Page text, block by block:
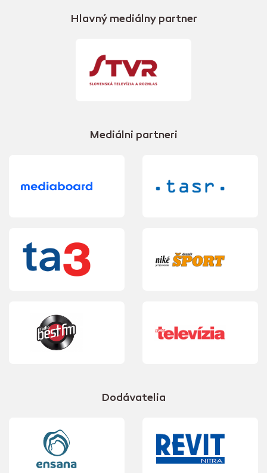
Hlavný mediálny partner
Mediálni partneri
Dodávatelia